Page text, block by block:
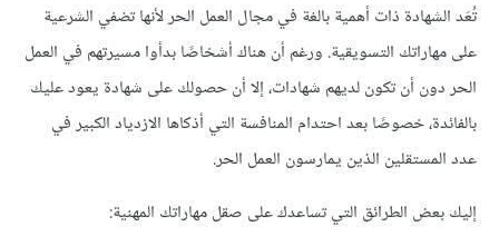
تُعَد الشهادة ذات أهمية بالغة في مجال العمل الحر لأنها تضفي الشرعية
على مهاراتك التسويقية. ورغم أن هناك أشخاصًا بدأوا مسيرتهم في العمل
الحر دون أن تكون لديهم شهادات، إلا أن حصولك على شهادة يعود عليك
بالفائدة، خصوصًا بعد احتدام المنافسة التي أذكاها الازدياد الكبير في
عدد المستقلين الذين يمارسون العمل الحر.
إليك بعض الطرائق التي تساعدك على صقل مهاراتك المهنية: